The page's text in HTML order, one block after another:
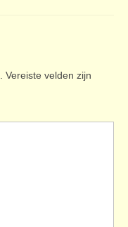
Vereiste velden zijn